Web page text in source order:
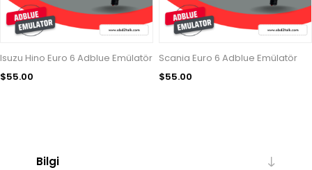
Isuzu Hino Euro 6 Adblue Emülatör
$55.00
Scania Euro 6 Adblue Emülatör
$55.00
Bilgi